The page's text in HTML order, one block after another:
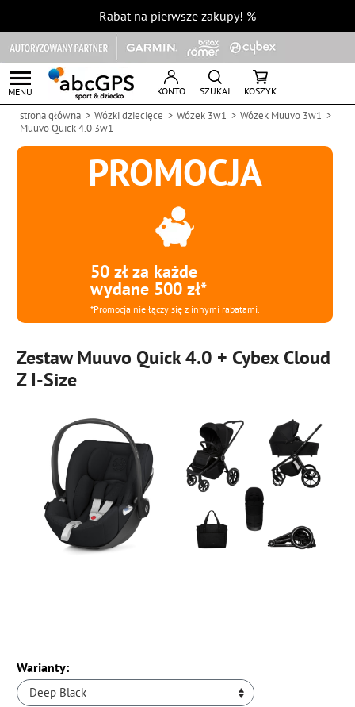
Rabat na pierwsze zakupy! %
MENU KONTO SZUKAJ KOSZYK
strona główna Wózki dziecięce Wózek 3w1
Wózek Muuvo 3w1
Muuvo Quick 4.0 3w1
PROMOCJA
50 zł za każde
wydane 500 zł*
*Promocja nie łączy się z innymi rabatami.
Zestaw Muuvo Quick 4.0 + Cybex Cloud
Z I-Size
Warianty:
Deep Black